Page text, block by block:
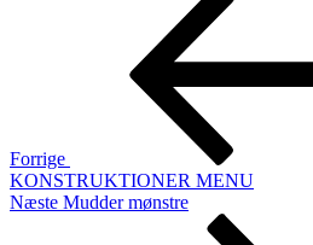
Forrige
KONSTRUKTIONER MENU
Næste
Næste Mudder mønstre